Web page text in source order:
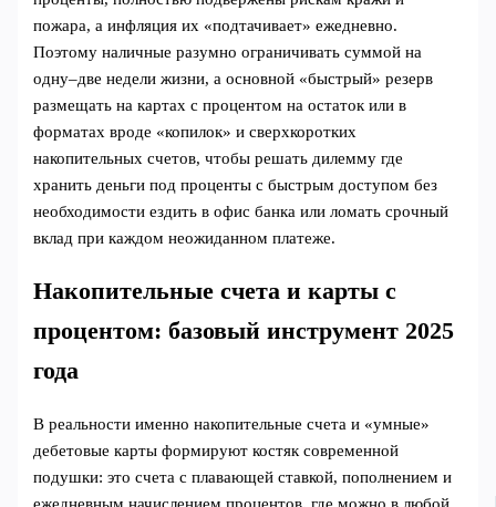
пожара, а инфляция их «подтачивает» ежедневно.
Поэтому наличные разумно ограничивать суммой на
одну–две недели жизни, а основной «быстрый» резерв
размещать на картах с процентом на остаток или в
форматах вроде «копилок» и сверхкоротких
накопительных счетов, чтобы решать дилемму где
хранить деньги под проценты с быстрым доступом без
необходимости ездить в офис банка или ломать срочный
вклад при каждом неожиданном платеже.
Накопительные счета и карты с
процентом: базовый инструмент 2025
года
В реальности именно накопительные счета и «умные»
дебетовые карты формируют костяк современной
подушки: это счета с плавающей ставкой, пополнением и